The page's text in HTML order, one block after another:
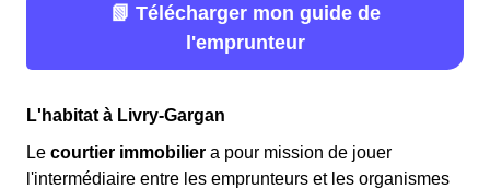
📗 Télécharger mon guide de
l'emprunteur
L'habitat à Livry-Gargan
Le courtier immobilier a pour mission de jouer
l'intermédiaire entre les emprunteurs et les organismes